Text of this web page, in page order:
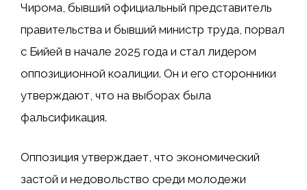
Чирома, бывший официальный представитель
правительства и бывший министр труда, порвал
с Бийей в начале 2025 года и стал лидером
оппозиционной коалиции. Он и его сторонники
утверждают, что на выборах была
фальсификация.
Оппозиция утверждает, что экономический
застой и недовольство среди молодежи